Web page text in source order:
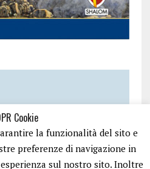
Cookie
la funzionalità del sito e
preferenze di navigazione in
sul nostro sito. Inoltre